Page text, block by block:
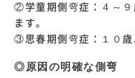
②学童期側弯症：４～９
ます。
③思春期側弯症：１０歳
◎原因の明確な側弯